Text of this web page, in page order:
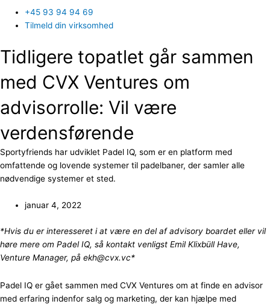
+45 93 94 94 69
Tilmeld din virksomhed
Tidligere topatlet går sammen
med CVX Ventures om
advisorrolle: Vil være
verdensførende
Sportyfriends har udviklet Padel IQ, som er en platform med
omfattende og lovende systemer til padelbaner, der samler alle
nødvendige systemer et sted.
januar 4, 2022
*Hvis du er interesseret i at være en del af advisory boardet eller vil
høre mere om Padel IQ, så kontakt venligst Emil Klixbüll Have,
Venture Manager, på ekh@cvx.vc*
Padel IQ er gået sammen med CVX Ventures om at finde en advisor
med erfaring indenfor salg og marketing, der kan hjælpe med